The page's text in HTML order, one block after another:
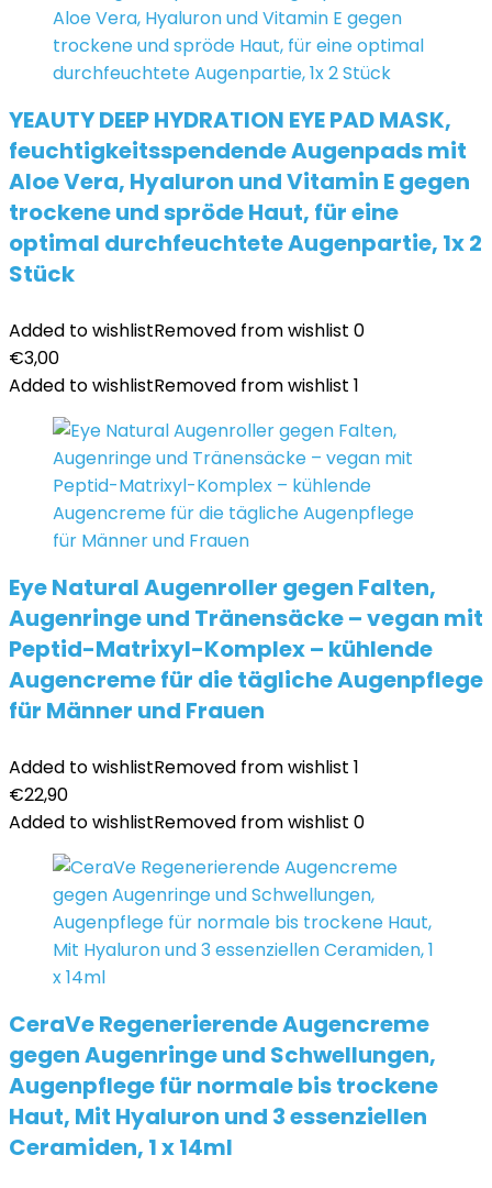
YEAUTY DEEP HYDRATION EYE PAD MASK,
feuchtigkeitsspendende Augenpads mit
Aloe Vera, Hyaluron und Vitamin E gegen
trockene und spröde Haut, für eine
optimal durchfeuchtete Augenpartie, 1x 2
Stück
Added to wishlistRemoved from wishlist 0
€3,00
Added to wishlistRemoved from wishlist 1
Eye Natural Augenroller gegen Falten,
Augenringe und Tränensäcke – vegan mit
Peptid-Matrixyl-Komplex – kühlende
Augencreme für die tägliche Augenpflege
für Männer und Frauen
Added to wishlistRemoved from wishlist 1
€22,90
Added to wishlistRemoved from wishlist 0
CeraVe Regenerierende Augencreme
gegen Augenringe und Schwellungen,
Augenpflege für normale bis trockene
Haut, Mit Hyaluron und 3 essenziellen
Ceramiden, 1 x 14ml